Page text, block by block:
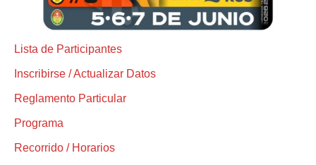
Lista de Participantes
Inscribirse / Actualizar Datos
Reglamento Particular
Programa
Recorrido / Horarios